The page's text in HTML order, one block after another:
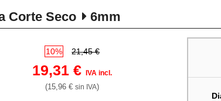
Corte Seco 6mm
10% 21,45 €
19,31 €IVA incl.
(15,96 €sin IVA)